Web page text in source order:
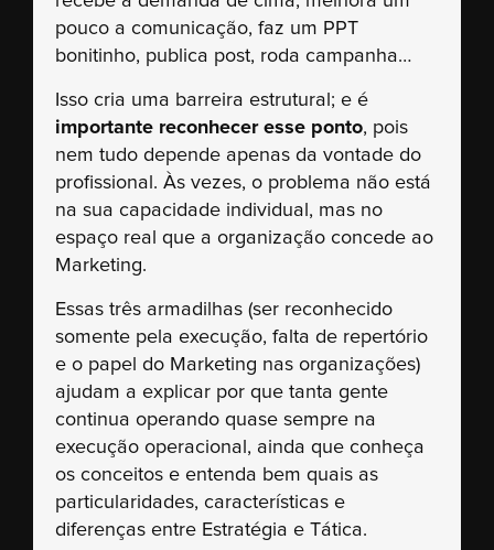
pouco a comunicação, faz um PPT
bonitinho, publica post, roda campanha…
Isso cria uma barreira estrutural; e é
importante reconhecer esse ponto, pois
nem tudo depende apenas da vontade do
profissional. Às vezes, o problema não está
na sua capacidade individual, mas no
espaço real que a organização concede ao
Marketing.
Essas três armadilhas (ser reconhecido
somente pela execução, falta de repertório
e o papel do Marketing nas organizações)
ajudam a explicar por que tanta gente
continua operando quase sempre na
execução operacional, ainda que conheça
os conceitos e entenda bem quais as
particularidades, características e
diferenças entre Estratégia e Tática.